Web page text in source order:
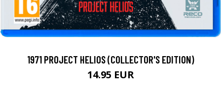
1971 PROJECT HELIOS (COLLECTOR'S EDITION)
14.95 EUR